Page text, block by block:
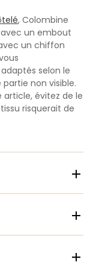
, Colombine
un embout
un chiffon
selon le
non visible.
article, évitez de le
risquerait de


